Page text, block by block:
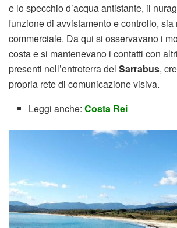
e lo specchio d’acqua antistante, il
funzione di avvistamento e controllo, sia
commerciale. Da qui si osservavano i
costa e si mantenevano i contatti con
presenti nell’entroterra del Sarrabus,
propria rete di comunicazione visiva.
Leggi anche:Costa Rei